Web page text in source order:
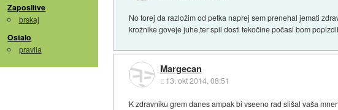
Zaposlitve
brskaj
Ostalo
pravila
No torej da razložim od petka naprej sem prenehal jemati
krožnike goveje juhe,ter spil dosti tekočine počasi bom
Margecan
:: 13. okt 2014, 08:51
K zdravniku grem danes ampak bi vseeno rad slišal vaša